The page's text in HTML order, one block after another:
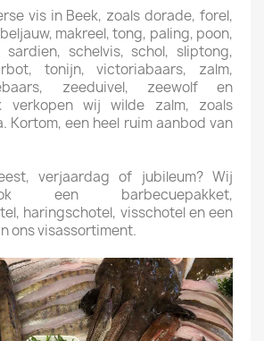
vis in Beek, zoals dorade, forel,
makreel, tong, paling, poon,
sardien, schelvis, schol, sliptong,
tonijn, victoriabaars, zalm,
zeeduivel, zeewolf en
verkopen wij wilde zalm, zoals
Kortom, een heel ruim aanbod van
verjaardag of jubileum? Wij
een barbecuepakket,
haringschotel, visschotel en een
ons visassortiment.